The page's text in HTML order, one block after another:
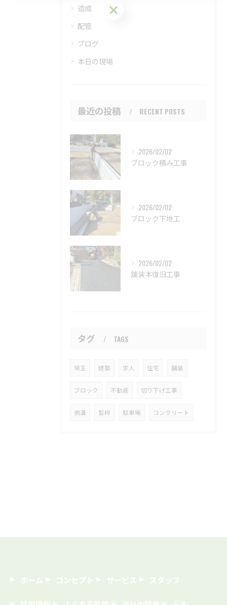
造成
配管
ブログ
本日の現場
最近の投稿 RECENT POSTS
2026/02/02
ブロック積み工事
2026/02/02
ブロック下地工
2026/02/02
舗装本復旧工事
タグ TAGS
埼玉 建築 求人 住宅 舗装
ブロック 不動産 切り下げ工事
側溝 型枠 駐車場 コンクリート
ホーム コンセプト サービス スタッフ
お問い合わせはこちら